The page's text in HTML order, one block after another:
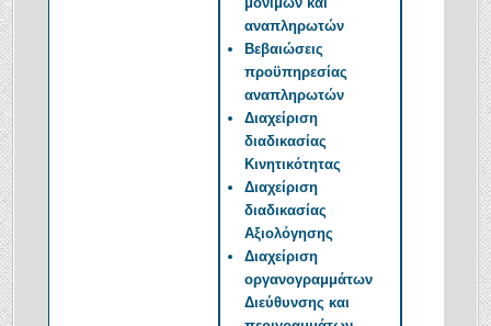
αναπληρωτών
Βεβαιώσεις
προϋπηρεσίας
αναπληρωτών
Διαχείριση
διαδικασίας
Κινητικότητας
Διαχείριση
διαδικασίας
Αξιολόγησης
Διαχείριση
οργανογραμμάτων
Διεύθυνσης και